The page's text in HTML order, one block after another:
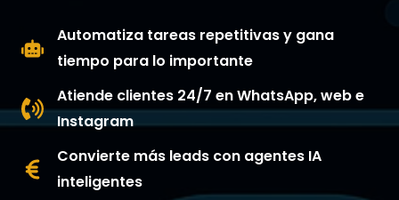
Automatiza tareas repetitivas y gana
tiempo para lo importante
Atiende clientes 24/7 en WhatsApp, web e
Instagram
Convierte más leads con agentes IA
inteligentes